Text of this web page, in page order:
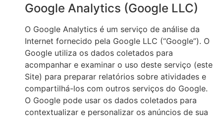
Google Analytics (Google LLC)
O Google Analytics é um serviço de análise da
Internet fornecido pela Google LLC (“Google”). O
Google utiliza os dados coletados para
acompanhar e examinar o uso deste serviço (este
Site) para preparar relatórios sobre atividades e
compartilhá-los com outros serviços do Google.
O Google pode usar os dados coletados para
contextualizar e personalizar os anúncios de sua